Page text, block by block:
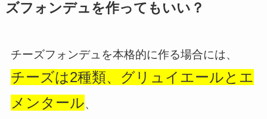
ズフォンデュを作ってもいい？
チーズフォンデュを本格的に作る場合には、
チーズは2種類、グリュイエールとエ
メンタール、